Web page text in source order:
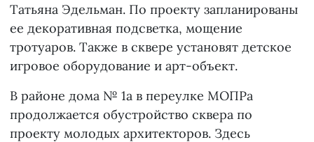
Татьяна Эдельман. По проекту запланированы
ее декоративная подсветка, мощение
тротуаров. Также в сквере установят детское
игровое оборудование и арт-объект.
В районе дома № 1а в переулке МОПРа
продолжается обустройство сквера по
проекту молодых архитекторов. Здесь